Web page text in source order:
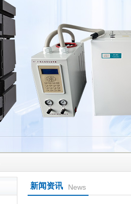
新闻资讯 News